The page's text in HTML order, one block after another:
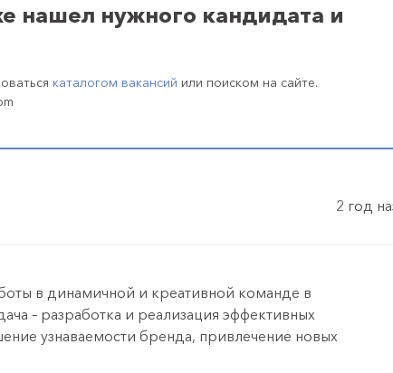
нашел нужного кандидата и
каталогом вакансий или поиском на сайте.
2 год
в динамичной и креативной команде в
– разработка и реализация эффективных
узнаваемости бренда, привлечение новых